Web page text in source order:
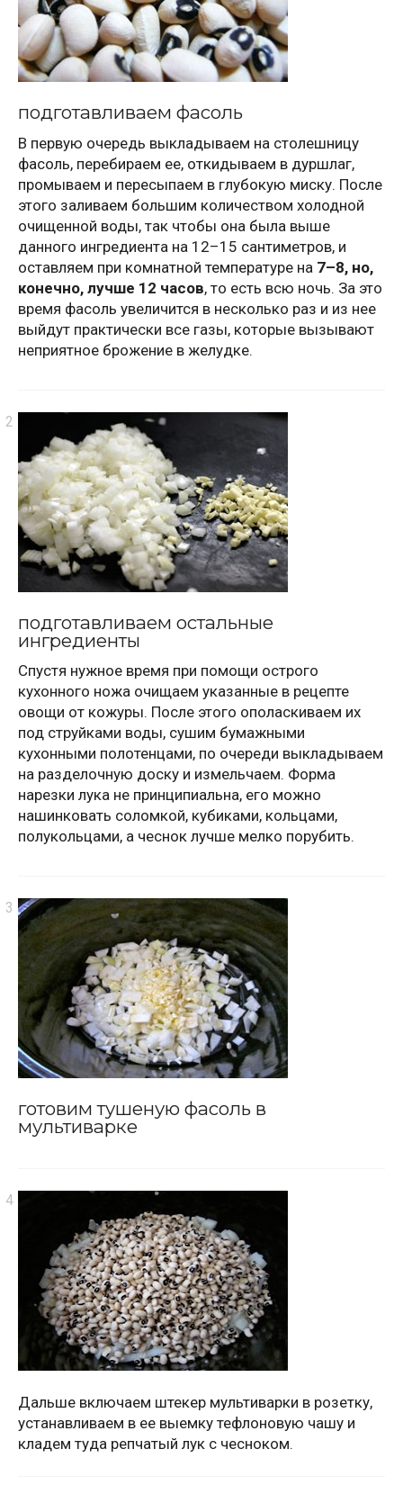
подготавливаем фасоль
В первую очередь выкладываем на столешницу
фасоль, перебираем ее, откидываем в дуршлаг,
промываем и пересыпаем в глубокую миску. После
этого заливаем большим количеством холодной
очищенной воды, так чтобы она была выше
данного ингредиента на 12–15 сантиметров, и
оставляем при комнатной температуре на 7–8, но,
конечно, лучше 12 часов, то есть всю ночь. За это
время фасоль увеличится в несколько раз и из нее
выйдут практически все газы, которые вызывают
неприятное брожение в желудке.
подготавливаем остальные
ингредиенты
Спустя нужное время при помощи острого
кухонного ножа очищаем указанные в рецепте
овощи от кожуры. После этого ополаскиваем их
под струйками воды, сушим бумажными
кухонными полотенцами, по очереди выкладываем
на разделочную доску и измельчаем. Форма
нарезки лука не принципиальна, его можно
нашинковать соломкой, кубиками, кольцами,
полукольцами, а чеснок лучше мелко порубить.
готовим тушеную фасоль в
мультиварке
Дальше включаем штекер мультиварки в розетку,
устанавливаем в ее выемку тефлоновую чашу и
кладем туда репчатый лук с чесноком.